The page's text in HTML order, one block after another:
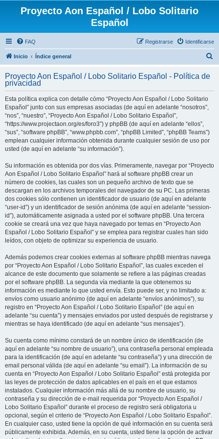
Proyecto Aon Español / Lobo Solitario
Español
FAQ Identificarse
Registrarse
Inicio Índice general
c
Proyecto Aon Español / Lobo Solitario Español - Política de
privacidad
Esta política explica con detalle cómo “Proyecto Aon Español / Lobo Solitario
Español” junto con sus empresas asociadas (de aquí en adelante “nosotros”,
“nos”, “nuestro”, “Proyecto Aon Español / Lobo Solitario Español”,
“https://www.projectaon.org/es/foro3”) y phpBB (de aquí en adelante “ellos”,
“sus”, “software phpBB”, “www.phpbb.com”, “phpBB Limited”, “phpBB Teams”)
emplean cualquier información obtenida durante cualquier sesión de uso por
usted (de aquí en adelante “su información”).
Su información es obtenida por dos vías. Primeramente, navegar por “Proyecto
Aon Español / Lobo Solitario Español” hará al software phpBB crear un
número de cookies, las cuales son un pequeño archivo de texto que se
descargan en los archivos temporales del navegador de su PC. Las primeras
dos cookies sólo contienen un identificador de usuario (de aquí en adelante
“user-id”) y un identificador de sesión anónima (de aquí en adelante “session-
id”), automáticamente asignada a usted por el software phpBB. Una tercera
cookie se creará una vez que haya navegado por temas en “Proyecto Aon
Español / Lobo Solitario Español” y se emplea para registrar cuales han sido
leídos, con objeto de optimizar su experiencia de usuario.
Además podemos crear cookies externas al software phpBB mientras navega
por “Proyecto Aon Español / Lobo Solitario Español”, las cuales exceden el
alcance de este documento que solamente se refiere a las páginas creadas
por el software phpBB. La segunda vía mediante la que obtenemos su
información es mediante lo que usted envía. Esto puede ser, y no limitado a:
envíos como usuario anónimo (de aquí en adelante “envíos anónimos”), su
registro en “Proyecto Aon Español / Lobo Solitario Español” (de aquí en
adelante “su cuenta”) y mensajes enviados por usted después de registrarse y
mientras se haya identificado (de aquí en adelante “sus mensajes”).
Su cuenta como mínimo constará de un nombre único de identificación (de
aquí en adelante “su nombre de usuario”), una contraseña personal empleada
para la identificación (de aquí en adelante “su contraseña”) y una dirección de
email personal válida (de aquí en adelante “su email”). La información de su
cuenta en “Proyecto Aon Español / Lobo Solitario Español” está protegida por
las leyes de protección de datos aplicables en el país en el que estamos
instalados. Cualquier información más allá de su nombre de usuario, su
contraseña y su dirección de e-mail requerida por “Proyecto Aon Español /
Lobo Solitario Español” durante el proceso de registro será obligatoria u
opcional, según el criterio de “Proyecto Aon Español / Lobo Solitario Español”.
En cualquier caso, usted tiene la opción de qué información en su cuenta será
públicamente exhibida. Además, en su cuenta, usted tiene la opción de activar